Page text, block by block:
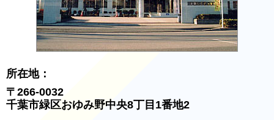
所在地：
〒266-0032
千葉市緑区おゆみ野中央8丁目1番地2